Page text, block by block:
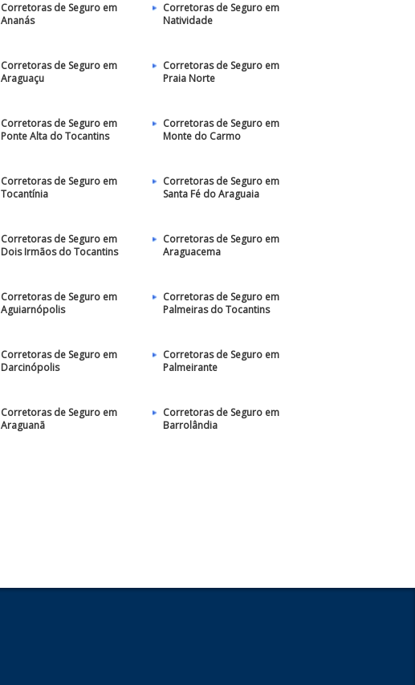
Corretoras de Seguro em
Ananás
Corretoras de Seguro em
Natividade
Corretoras de Seguro em
Araguaçu
Corretoras de Seguro em
Praia Norte
Corretoras de Seguro em
Ponte Alta do Tocantins
Corretoras de Seguro em
Monte do Carmo
Corretoras de Seguro em
Tocantínia
Corretoras de Seguro em
Santa Fé do Araguaia
Corretoras de Seguro em
Dois Irmãos do Tocantins
Corretoras de Seguro em
Araguacema
Corretoras de Seguro em
Aguiarnópolis
Corretoras de Seguro em
Palmeiras do Tocantins
Corretoras de Seguro em
Darcinópolis
Corretoras de Seguro em
Palmeirante
Corretoras de Seguro em
Araguanã
Corretoras de Seguro em
Barrolândia